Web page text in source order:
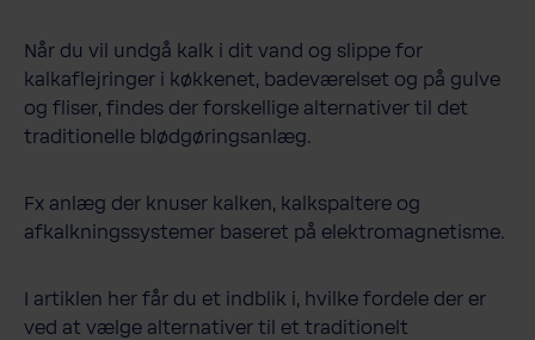
Når du vil undgå kalk i dit vand og slippe for
kalkaflejringer i køkkenet, badeværelset og på gulve
og fliser, findes der forskellige alternativer til det
traditionelle blødgøringsanlæg.
Fx anlæg der knuser kalken, kalkspaltere og
afkalkningssystemer baseret på elektromagnetisme.
I artiklen her får du et indblik i, hvilke fordele der er
ved at vælge alternativer til et traditionelt